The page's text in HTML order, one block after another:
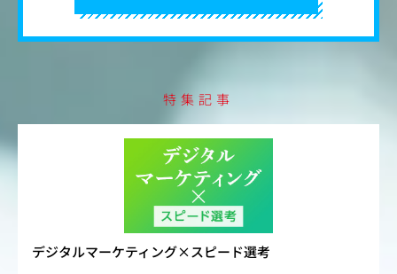
特集記事
デジタルマーケティング×スピード選考